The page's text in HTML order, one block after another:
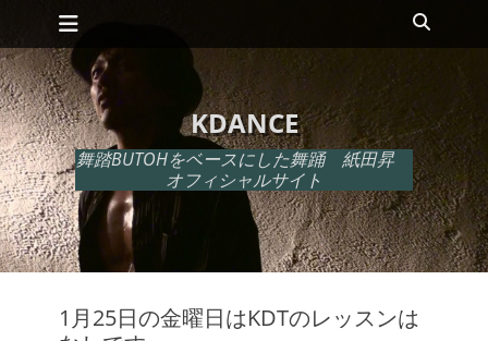
テ
ン
ツ
へ
ス
キ
ッ
プ
メインメニュー
索
KDANCE
舞踏BUTOHをベースにした舞踊 紙田昇
オフィシャルサイト
1月25日の金曜日はKDTのレッスンは